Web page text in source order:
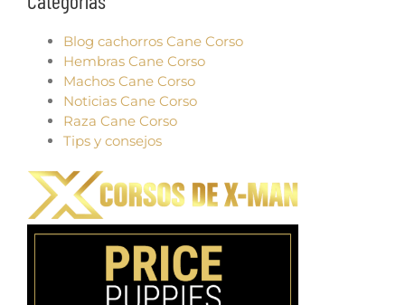
Blog cachorros Cane Corso
Hembras Cane Corso
Machos Cane Corso
Noticias Cane Corso
Raza Cane Corso
Tips y consejos